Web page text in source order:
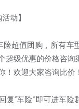
动】
险超值团购，所有车
超级优惠的价格咨询
！欢迎大家咨询比价！
复“车险”即可进车险